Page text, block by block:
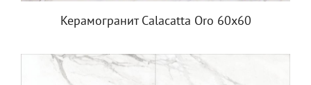
Керамогранит Calacatta Oro 60x60